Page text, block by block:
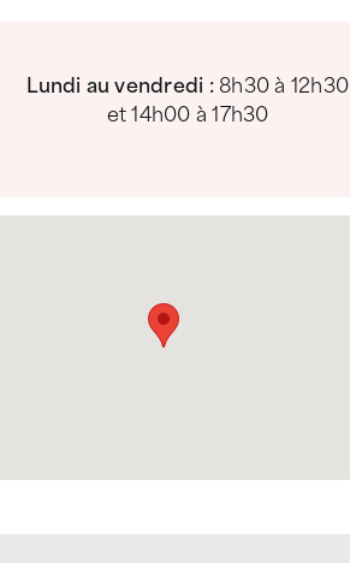
Lundi au vendredi :8h30 à 12h30
et 14h00 à 17h30